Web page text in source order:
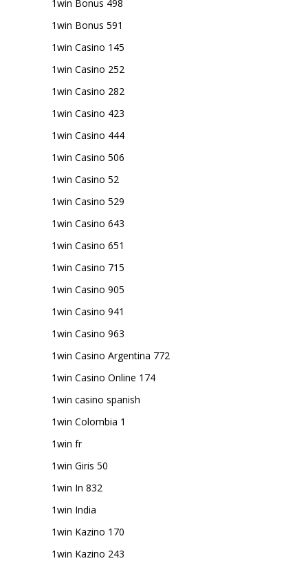
1win Bonus 498
1win Bonus 591
1win Casino 145
1win Casino 252
1win Casino 282
1win Casino 423
1win Casino 444
1win Casino 506
1win Casino 52
1win Casino 529
1win Casino 643
1win Casino 651
1win Casino 715
1win Casino 905
1win Casino 941
1win Casino 963
1win Casino Argentina 772
1win Casino Online 174
1win casino spanish
1win Colombia 1
1win fr
1win Giris 50
1win In 832
1win India
1win Kazino 170
1win Kazino 243